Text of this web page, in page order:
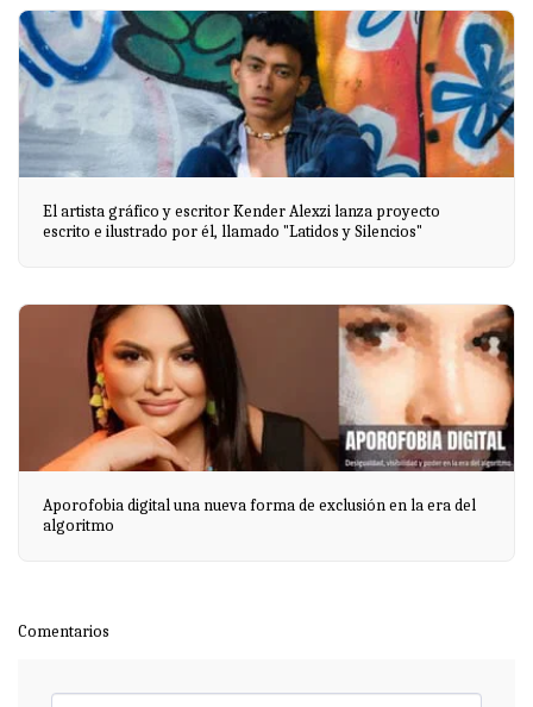
El artista gráfico y escritor Kender Alexzi lanza proyecto
escrito e ilustrado por él, llamado "Latidos y Silencios"
Aporofobia digital una nueva forma de exclusión en la era del
algoritmo
Comentarios